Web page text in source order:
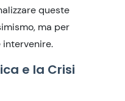
queste
ma per
e la Crisi